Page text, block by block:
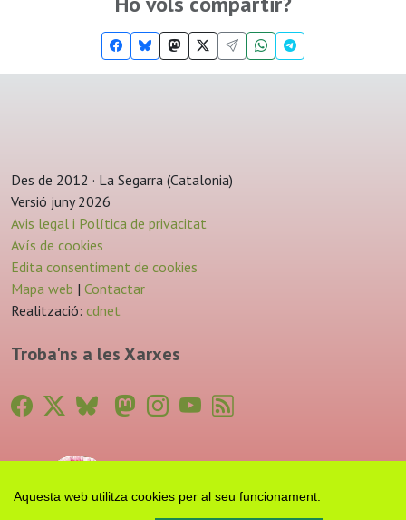
Aquesta web utilitza cookies per al seu funcionament.
Des de 2012 · La Segarra (Catalonia)
Versió juny 2026
Avis legal i Política de privacitat
Avís de cookies
Edita consentiment de cookies
Mapa web | Contactar
Realització: cdnet
Troba'ns a les Xarxes